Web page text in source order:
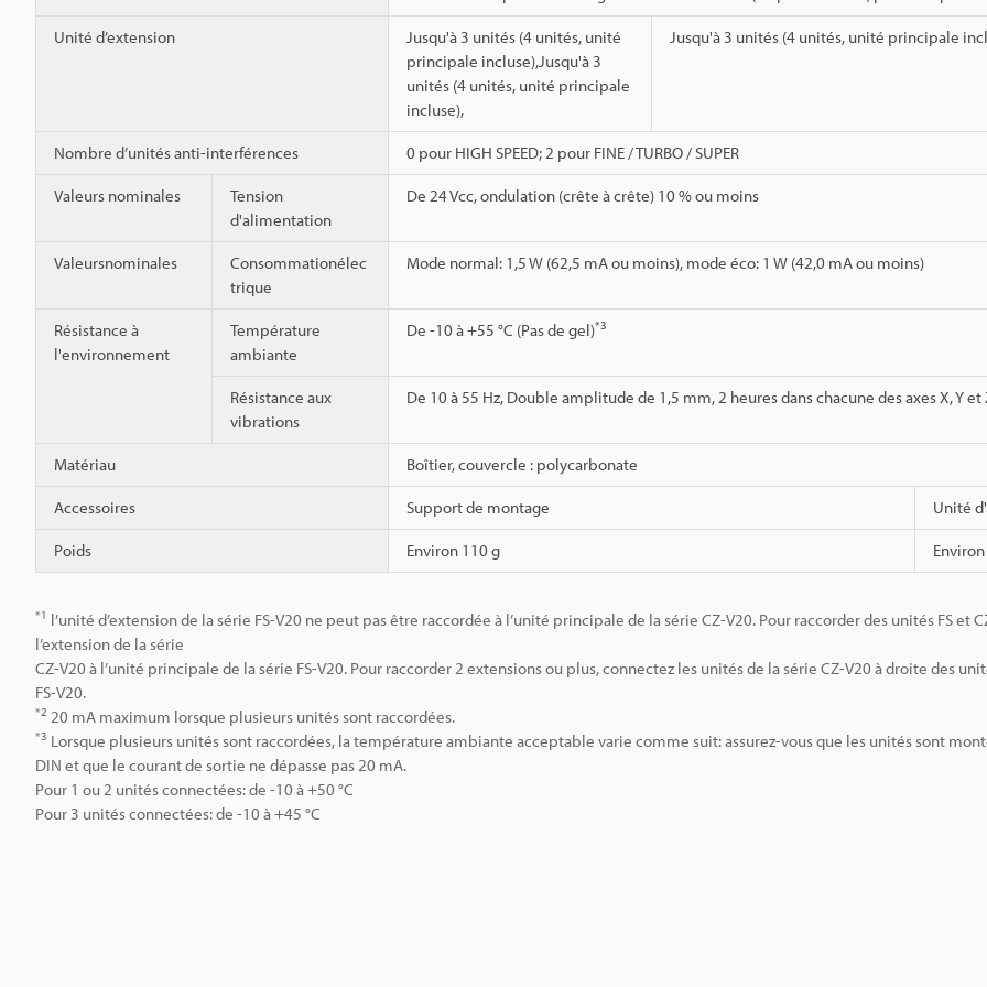
Unité d’extension
Jusqu'à 3 unités (4 unités, unité
principale incluse),Jusqu'à 3
unités (4 unités, unité principale
incluse),
Jusqu'à 3 unités (4 unités, unité principale
Nombre d’unités anti-interférences 0 pour HIGH SPEED; 2 pour FINE / TURBO / SUPER
Valeurs nominales
Tension
d'alimentation
De 24 Vcc, ondulation (crête à crête) 10 % ou moins
Valeursnominales
Consommationélec
trique
Mode normal: 1,5 W (62,5 mA ou moins), mode éco: 1 W (42,0 mA ou moins)
Résistance à
l'environnement
Température
ambiante
De -10 à +55 °C (Pas de gel)*3
Résistance aux
vibrations
De 10 à 55 Hz, Double amplitude de 1,5 mm, 2 heures dans chacune des axes X, Y et
Matériau Boîtier, couvercle : polycarbonate
Accessoires Support de montage Unité
Poids Environ 110 g
*1 l’unité d’extension de la série FS-V20 ne peut pas être raccordée à l’unité principale de la série CZ-V20. Pour raccorder des unités FS et
l’extension de la série
CZ-V20 à l’unité principale de la série FS-V20. Pour raccorder 2 extensions ou plus, connectez les unités de la série CZ-V20 à droite des
FS-V20.
*2 20 mA maximum lorsque plusieurs unités sont raccordées.
*3 Lorsque plusieurs unités sont raccordées, la température ambiante acceptable varie comme suit: assurez-vous que les unités sont
DIN et que le courant de sortie ne dépasse pas 20 mA.
Pour 1 ou 2 unités connectées: de -10 à +50 °C
Pour 3 unités connectées: de -10 à +45 °C